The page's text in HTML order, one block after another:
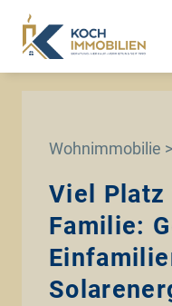
Wohnimmobilie
Viel
Familie: